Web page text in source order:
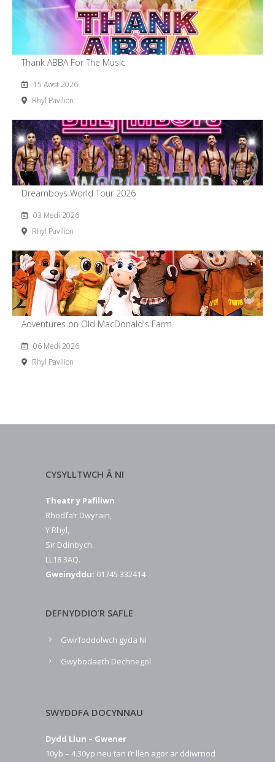
Thank ABBA For The Music
15 Awst 2026
Rhyl Pavilion
Dreamboys World Tour 2026
03 Medi 2026
Rhyl Pavilion
Adventures on Old MacDonald's Farm
06 Medi 2026
Rhyl Pavilion
CYSYLLTWCH Â NI
Theatr y Pafiliwn
Rhodfa’r Dwyrain,
Y Rhyl,
Sir Ddinbych.
LL18 3AQ.
Gweinyddu: 01745 332414
DEFNYDDIO’R SAFLE
Gwirfoddolwch gyda Ni
Gwybodaeth Dechnegol
SWYDDFA DOCYNNAU
Dydd Llun – Gwener
10yb – 4.30yp neu tan i’r llen agor ar ddiwrnod